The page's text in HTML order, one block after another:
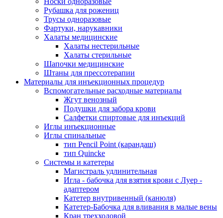
Рубашка для рожениц
Трусы одноразовые
Фартуки, нарукавники
Халаты медицинские
Халаты нестерильные
Халаты стерильные
Шапочки медицинские
Штаны для прессотерапии
Материалы для инъекционных процедур
Вспомогательные расходные материалы
Жгут венозный
Подушки для забора крови
Салфетки спиртовые для инъекций
Иглы инъекционные
Иглы спинальные
тип Pencil Point (карандаш)
тип Quincke
Системы и катетеры
Магистраль удлинительная
Игла - бабочка для взятия крови с Луер -
адаптером
Катетер внутривенный (канюля)
Катетер-Бабочка для вливания в малые вены
Кран трехходовой